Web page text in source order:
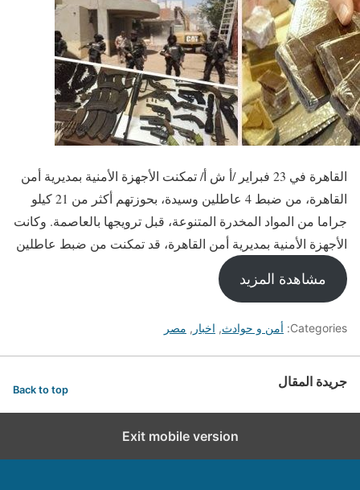
القاهرة في 23 فبراير /أ ش أ/ تمكنت الأجهزة الأمنية بمديرية أمن
القاهرة، من ضبط 4 عاطلين وسيدة، بحوزتهم أكثر من 21 كيلو
جراما من المواد المخدرة المتنوعة، قبل ترويجها بالعاصمة. وكانت
الأجهزة الأمنية بمديرية أمن القاهرة، قد تمكنت من ضبط عاطلين
مشاهدة المزيد
Categories: أمن و حوادث, اخبار , مصر
جريدة المقال Back to top
Exit mobile version